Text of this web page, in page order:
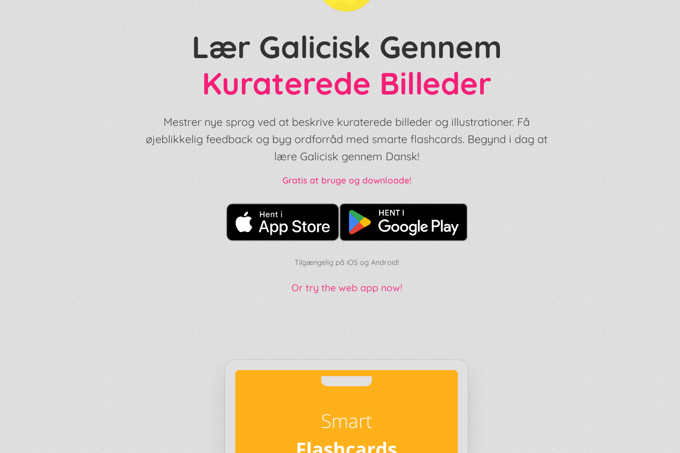
Lær Galicisk Gennem
Kuraterede Billeder
Mestrer nye sprog ved at beskrive kuraterede billeder og illustrationer. Få
øjeblikkelig feedback og byg ordforråd med smarte flashcards. Begynd i dag at
lære Galicisk gennem Dansk!
Gratis at bruge og downloade!
Tilgængelig på iOS og Android!
Or try the web app now!